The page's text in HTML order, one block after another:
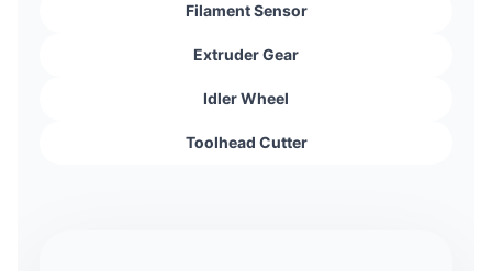
Filament Sensor
Extruder Gear
Idler Wheel
Toolhead Cutter